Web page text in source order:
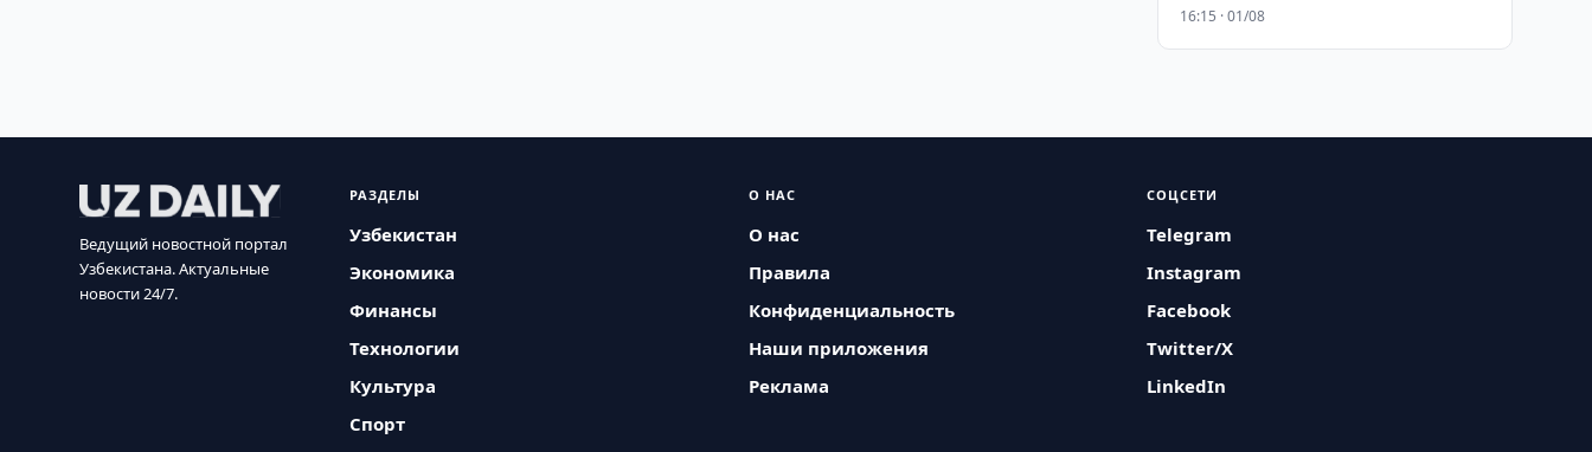
16:15 · 01/08
Ведущий новостной портал
Узбекистана. Актуальные
новости 24/7.
РАЗДЕЛЫ
Узбекистан
Экономика
Финансы
Технологии
Культура
Спорт
О НАС
О нас
Правила
Конфиденциальность
Наши приложения
Реклама
СОЦСЕТИ
Telegram
Instagram
Facebook
Twitter/X
LinkedIn